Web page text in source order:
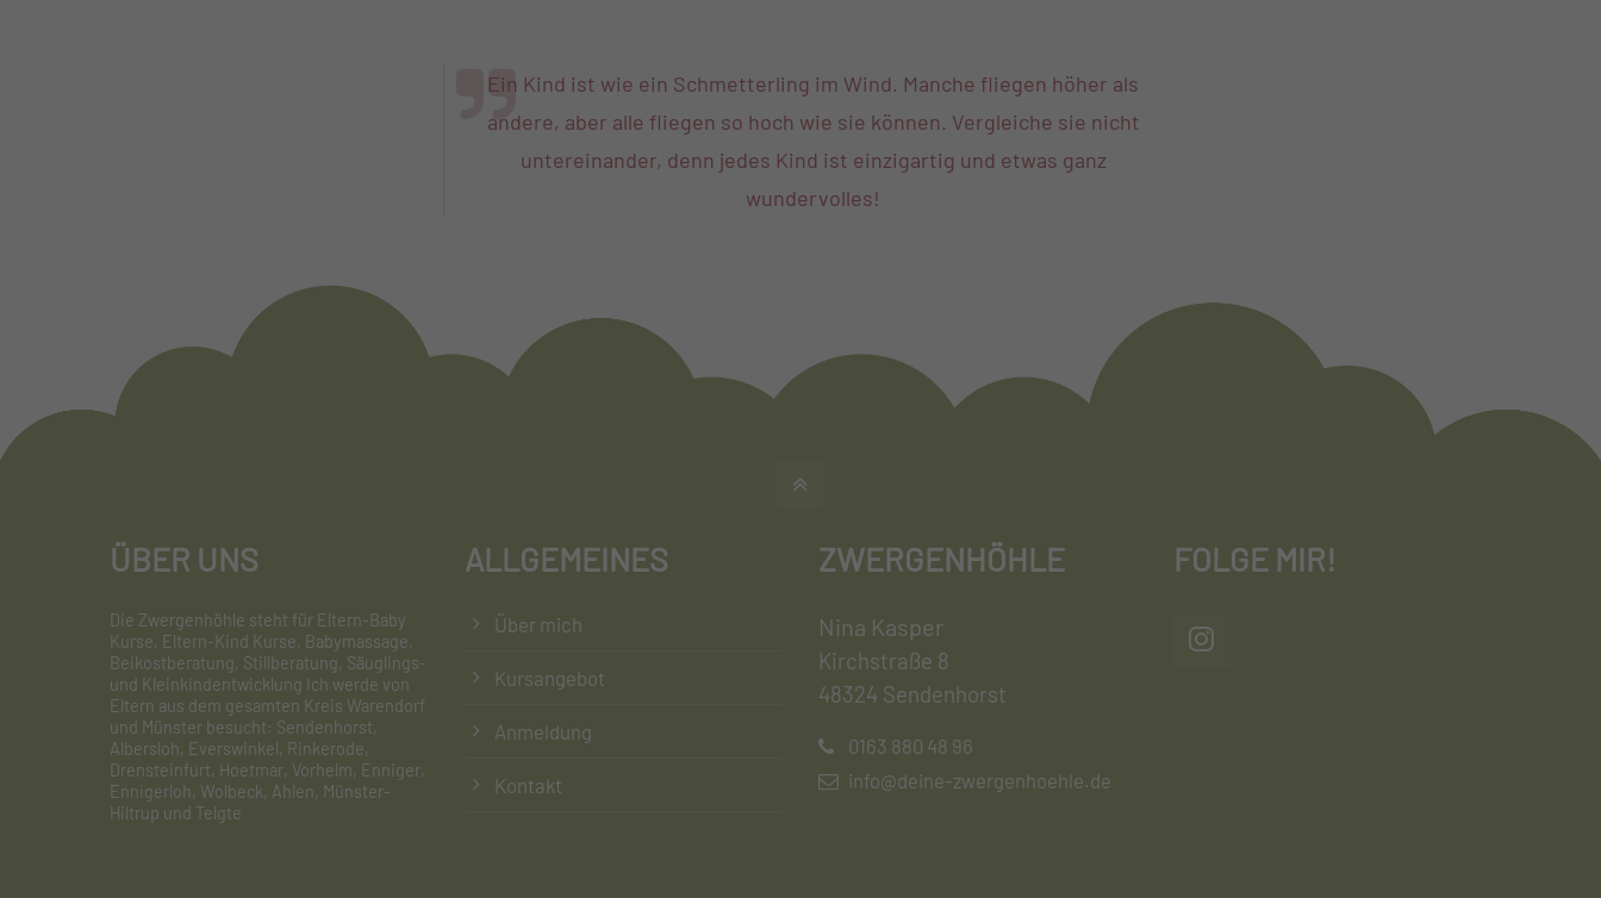
Ein Kind ist wie ein Schmetterling im Wind. Manche fliegen höher als
andere, aber alle fliegen so hoch wie sie können. Vergleiche sie nicht
untereinander, denn jedes Kind ist einzigartig und etwas ganz
wundervolles!
ÜBER UNS
Die Zwergenhöhle steht für Eltern-Baby
Kurse, Eltern-Kind Kurse, Babymassage,
Beikostberatung, Stillberatung, Säuglings-
und Kleinkindentwicklung Ich werde von
Eltern aus dem gesamten Kreis Warendorf
und Münster besucht: Sendenhorst,
Albersloh, Everswinkel, Rinkerode,
Drensteinfurt, Hoetmar, Vorhelm, Enniger,
Ennigerloh, Wolbeck, Ahlen, Münster-
Hiltrup und Telgte
ALLGEMEINES
Über mich
Kursangebot
Anmeldung
Kontakt
ZWERGENHÖHLE
Nina Kasper
Kirchstraße 8
48324 Sendenhorst
0163 880 48 96
info@deine-zwergenhoehle.de
FOLGE MIR!